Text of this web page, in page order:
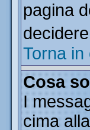
pagina
Torna in
Cosa
I
cima